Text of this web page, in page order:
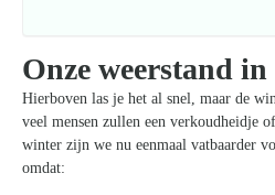
Onze weerstand
Hierboven las je het al snel, maar de
veel mensen zullen een verkoudheidje
winter zijn we nu eenmaal vatbaarder
omdat: